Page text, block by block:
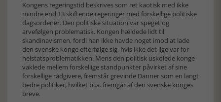
Kongens regeringstid beskrives som ret kaotisk med ikke
mindre end 13 skiftende regeringer med forskellige politiske
dagsordener. Den politiske situation var speget og
arvefølgen problematisk. Kongen hældede lidt til
skandinavismen, fordi han ikke havde noget imod at lade
den svenske konge efterfølge sig, hvis ikke det lige var for
helstatsproblematikken. Mens den politisk uskolede konge
vaklede mellem forskellige standpunkter påvirket af sine
forskellige rådgivere, fremstår grevinde Danner som en langt
bedre politiker, hvilket bl.a. fremgår af den svenske konges
breve.